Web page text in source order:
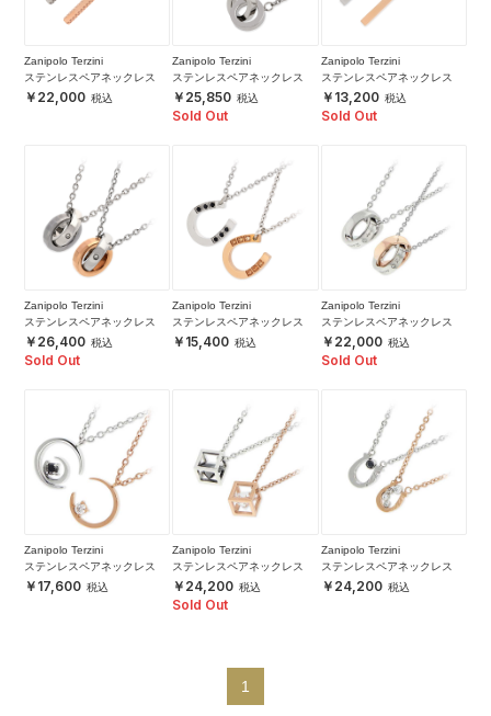
Zanipolo Terzini
ステンレスペアネックレス
22,000
Zanipolo Terzini
ステンレスペアネックレス
25,850
Sold Out
Zanipolo Terzini
ステンレスペアネックレス
13,200
Sold Out
Zanipolo Terzini
ステンレスペアネックレス
26,400
Sold Out
Zanipolo Terzini
ステンレスペアネックレス
15,400
Zanipolo Terzini
ステンレスペアネックレス
22,000
Sold Out
Zanipolo Terzini
ステンレスペアネックレス
17,600
Zanipolo Terzini
ステンレスペアネックレス
24,200
Sold Out
Zanipolo Terzini
ステンレスペアネックレス
24,200
1